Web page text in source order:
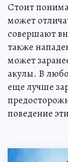
Стоит
может
совершают
также
может
акулы. В
еще лучше
поведение